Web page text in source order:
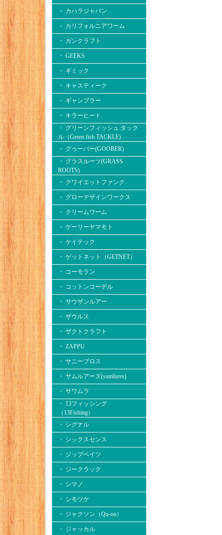
・ カハラジャパン
・ カリフォルニアワーム
・ ガンクラフト
・ GEEKS
・ ギミック
・ キャスティーク
・ ギャンブラー
・ キラーヒート
・ グリーンフィッシュ タック
ル（Green fish TACKLE)
・ グゥーバー(GOOBER)
・ グラスルーツ(GRASS
ROOTS)
・ クワイエットファンク
・ グローデザインワークス
・ クリームワーム
・ ゲーリーヤマモト
・ ケイテック
・ ゲットネット（GETNET）
・ コーモラン
・ コットンコーデル
・ サウザンルアー
・ ザウルス
・ ザクトクラフト
・ ZAPPU
・ サニーブロス
・ サムルアーズ(sumlures)
・ サワムラ
・ 13フィッシング
（13Fishing）
・ シグナル
・ シックスセンス
・ ジップベイツ
・ ジークラック
・ シマノ
・ シモツケ
・ ジャクソン（Qu-on）
・ ジャッカル